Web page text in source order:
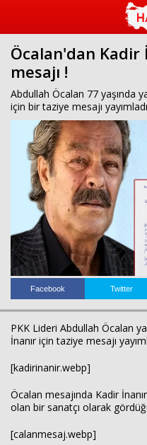
Öcalan'dan Kadir
mesajı !
Abdullah Öcalan 77 yaşında
için bir taziye mesajı
Facebook Twitter
PKK Lideri Abdullah Öcalan
İnanır için taziye mesajı
[kadirinanir.webp]
Öcalan mesajında Kadir
olan bir sanatçı olarak
[calanmesaj.webp]